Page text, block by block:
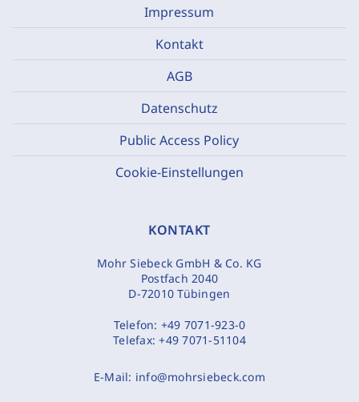
Impressum
Kontakt
AGB
Datenschutz
Public Access Policy
Cookie-Einstellungen
KONTAKT
Mohr Siebeck GmbH & Co. KG
Postfach 2040
D-72010 Tübingen
Telefon: +49 7071-923-0
Telefax:+49 7071-51104
E-Mail: info@mohrsiebeck.com